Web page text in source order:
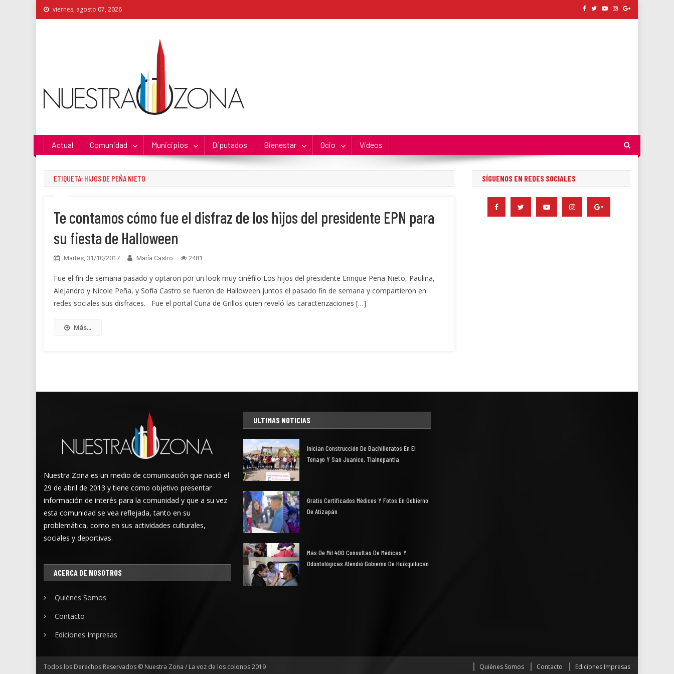
Skip
to
viernes, agosto 07, 2026
Actual Comunidad Municipios Diputados Bienestar Ocio Videos
ETIQUETA: HIJOS DE PEÑA NIETO
Te contamos cómo fue el disfraz de los hijos del presidente EPN para
su fiesta de Halloween
Martes, 31/10/2017 María Castro 2481
Fue el fin de semana pasado y optaron por un look muy cinéfilo Los hijos del presidente Enrique Peña Nieto, Paulina,
Alejandro y Nicole Peña, y Sofía Castro se fueron de Halloween juntos el pasado fin de semana y compartieron en
redes sociales sus disfraces. Fue el portal Cuna de Grillos quien reveló las caracterizaciones […]
Más...
SÍGUENOS EN REDES SOCIALES
Nuestra Zona es un medio de comunicación que nació el
29 de abril de 2013 y tiene como objetivo presentar
información de interés para la comunidad y que a su vez
esta comunidad se vea reflejada, tanto en su
problemática, como en sus actividades culturales,
sociales y deportivas.
ACERCA DE NOSOTROS
Quiénes Somos
Contacto
Ediciones Impresas
ULTIMAS NOTICIAS
Inician Construcción De Bachilleratos En El
Tenayo Y San Juanico, Tlalnepantla
Gratis Certificados Médicos Y Fotos En Gobierno
De Atizapán
Más De Mil 400 Consultas De Médicas Y
Odontológicas Atendió Gobierno De Huixquilucan
Todos los Derechos Reservados © Nuestra Zona / La voz de los colonos 2019 Quiénes Somos Contacto Ediciones Impresas